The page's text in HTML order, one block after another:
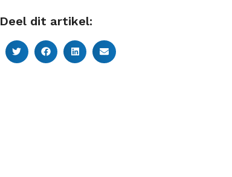
Deel dit artikel: